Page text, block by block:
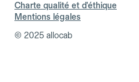
Charte qualité et d'éthique
Mentions légales
© 2025 allocab